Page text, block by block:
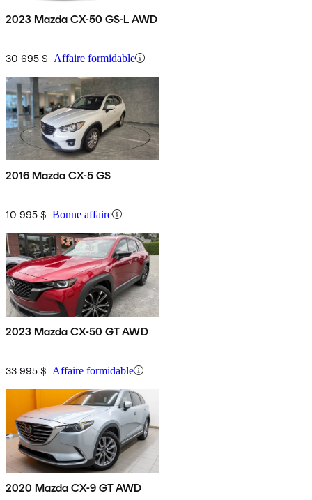
2023 Mazda CX-50 GS-L AWD
30 695 $ Affaire formidable
2016 Mazda CX-5 GS
10 995 $ Bonne affaire
2023 Mazda CX-50 GT AWD
33 995 $ Affaire formidable
2020 Mazda CX-9 GT AWD